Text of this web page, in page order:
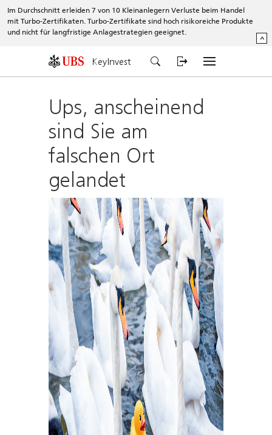
Im Durchschnitt erleiden 7 von 10 Kleinanlegern Verluste beim Handel
mit Turbo-Zertifikaten. Turbo-Zertifikate sind hoch risikoreiche Produkte
und nicht für langfristige Anlagestrategien geeignet.
^
KeyInvest
Ups, anscheinend
sind Sie am
falschen Ort
gelandet